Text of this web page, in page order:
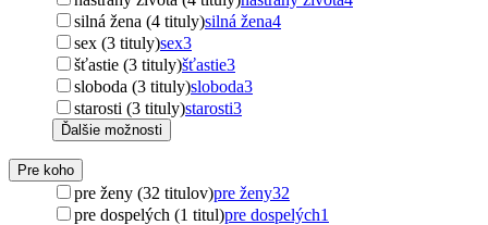
silná žena (4 tituly)silná žena4
sex (3 tituly)sex3
šťastie (3 tituly)šťastie3
sloboda (3 tituly)sloboda3
starosti (3 tituly)starosti3
Ďalšie možnosti
Pre koho
pre ženy (32 titulov)pre ženy32
pre dospelých (1 titul)pre dospelých1